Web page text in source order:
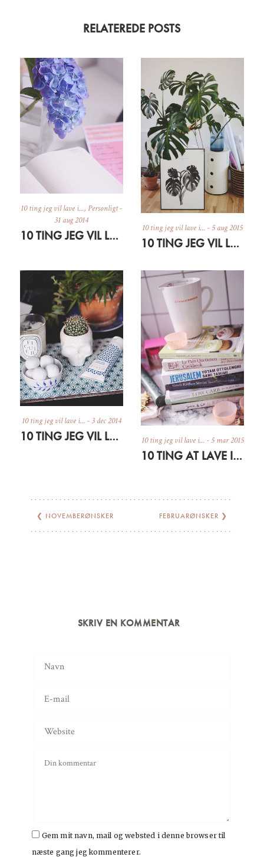
RELATEREDE POSTS
10 ting jeg vil lave i...,Personligt-
31 aug 2014
10 TING JEG VIL LAVE I SEPTEMBER
10 ting jeg vil lave i... -5 aug 2015
10 TING JEG VIL LAVE I AUGUST
10 ting jeg vil lave i... -3 dec 2014
10 TING JEG VIL LAVE I DECEMBER 10 ting jeg vil lave i... -5 mar 2015
10 TING AT LAVE I MARTS
❮ NOVEMBERØNSKER FEBRUARØNSKER ❯
SKRIV EN KOMMENTAR
Gem mit navn, mail og websted i denne browser til
næste gang jeg kommenterer.